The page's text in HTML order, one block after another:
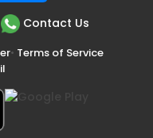
Contact Us
• Terms of Service